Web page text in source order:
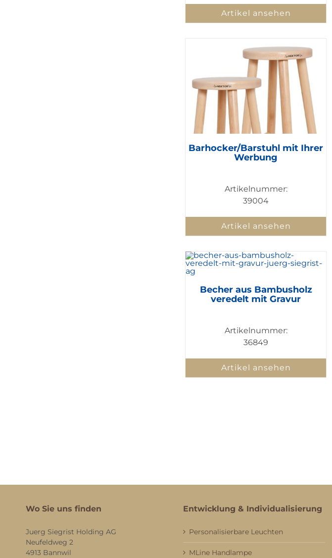
Artikel ansehen
Barhocker/Barstuhl mit Ihrer
Werbung
Artikelnummer:
39004
Artikel ansehen
Becher aus Bambusholz
veredelt mit Gravur
Artikelnummer:
36849
Artikel ansehen
Wo Sie uns finden
Juerg Siegrist Holding AG
Neufeldweg 2
4913 Bannwil
Entwicklung & Individualisierung
Personalisierbare Leuchten
MLine Handlampe